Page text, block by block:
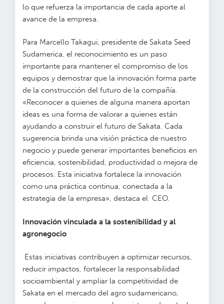
lo que refuerza la importancia de cada aporte al
avance de la empresa.
Para Marcello Takagui, presidente de Sakata Seed
Sudamerica, el reconocimiento es un paso
importante para mantener el compromiso de los
equipos y demostrar que la innovación forma parte
de la construcción del futuro de la compañía.
«Reconocer a quienes de alguna manera aportan
ideas es una forma de valorar a quienes están
ayudando a construir el futuro de Sakata. Cada
sugerencia brinda una visión práctica de nuestro
negocio y puede generar importantes beneficios en
eficiencia, sostenibilidad, productividad o mejora de
procesos. Esta iniciativa fortalece la innovación
como una práctica continua, conectada a la
estrategia de la empresa», destaca el CEO.
Innovación vinculada a la sostenibilidad y al
agronegocio
Estas iniciativas contribuyen a optimizar recursos,
reducir impactos, fortalecer la responsabilidad
socioambiental y ampliar la competitividad de
Sakata en el mercado del agro sudamericano,